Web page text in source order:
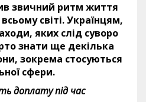
звичний ритм життя
світі. Українцям,
яких слід суворо
знати ще декілька
зокрема стосуються
сфери.
доплату під час